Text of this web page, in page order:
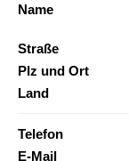
Name
Straße
Plz und Ort
Land
Telefon
E-Mail